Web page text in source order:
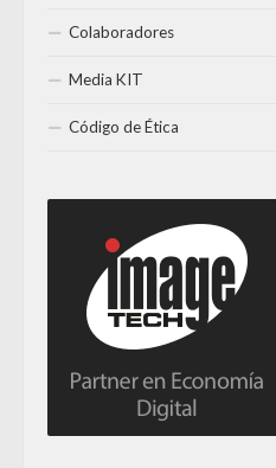
Colaboradores
Media KIT
Código de Ética